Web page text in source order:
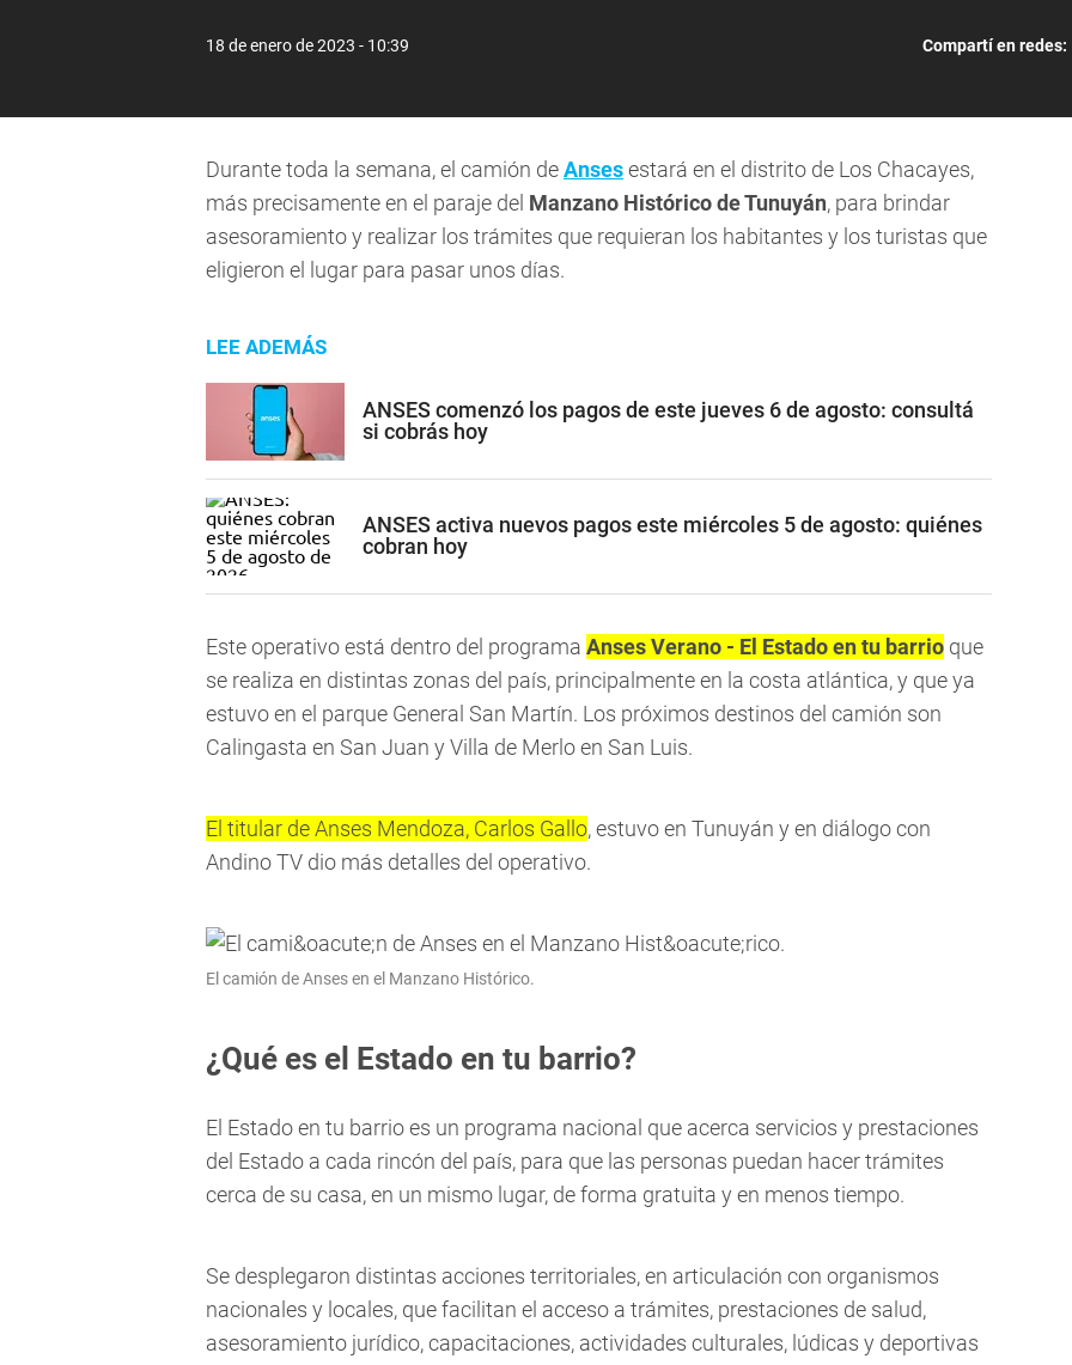
18 de enero de 2023 - 10:39 Compartí en redes:
Durante toda la semana, el camión deAnsesestará en el distrito de Los Chacayes,
más precisamente en el paraje del Manzano Histórico de Tunuyán, para brindar
asesoramiento y realizar los trámites que requieran los habitantes y los turistas que
eligieron el lugar para pasar unos días.
LEE ADEMÁS
ANSES comenzó los pagos de este jueves 6 de agosto: consultá
si cobrás hoy
ANSES activa nuevos pagos este miércoles 5 de agosto: quiénes
cobran hoy
Este operativo está dentro del programa Anses Verano - El Estado en tu barrio que
se realiza en distintas zonas del país, principalmente en la costa atlántica, y que ya
estuvo en el parque General San Martín. Los próximos destinos del camión son
Calingasta en San Juan y Villa de Merlo en San Luis.
El titular de Anses Mendoza, Carlos Gallo, estuvo en Tunuyán y en diálogo con
Andino TV dio más detalles del operativo.
El camión de Anses en el Manzano Histórico.
¿Qué es el Estado en tu barrio?
El Estado en tu barrio es un programa nacional que acerca servicios y prestaciones
del Estado a cada rincón del país, para que las personas puedan hacer trámites
cerca de su casa, en un mismo lugar, de forma gratuita y en menos tiempo.
Se desplegaron distintas acciones territoriales, en articulación con organismos
nacionales y locales, que facilitan el acceso a trámites, prestaciones de salud,
asesoramiento jurídico, capacitaciones, actividades culturales, lúdicas y deportivas